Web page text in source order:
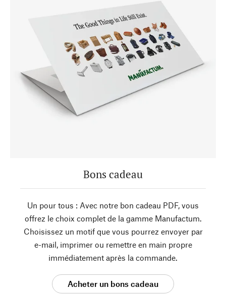
Bons cadeau
Un pour tous : Avec notre bon cadeau PDF, vous
offrez le choix complet de la gamme Manufactum.
Choisissez un motif que vous pourrez envoyer par
e-mail, imprimer ou remettre en main propre
immédiatement après la commande.
Acheter un bons cadeau